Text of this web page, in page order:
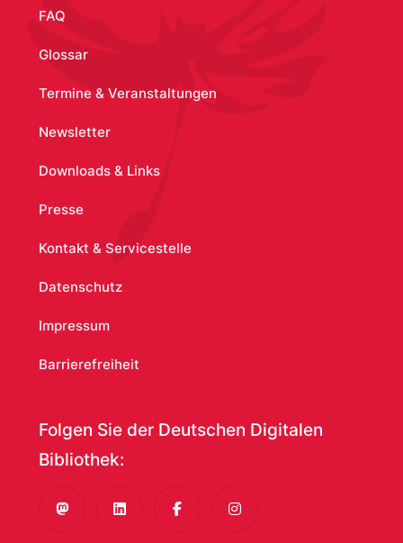
FAQ
Glossar
Termine & Veranstaltungen
Newsletter
Downloads & Links
Presse
Kontakt & Servicestelle
Datenschutz
Impressum
Barrierefreiheit
Folgen Sie der Deutschen Digitalen
Bibliothek:
MastodonLinkedInFacebookInstagram